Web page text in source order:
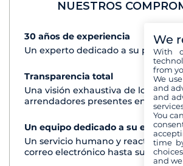
NUESTROS
30 años de experiencia
Un experto dedicado a su
Transparencia total
Una visión exhaustiva de los
arrendadores presentes en cada
Un equipo dedicado a su
Un servicio humano y reactivo por
correo electrónico hasta su
We
With
from
We
and
and
You
time
and